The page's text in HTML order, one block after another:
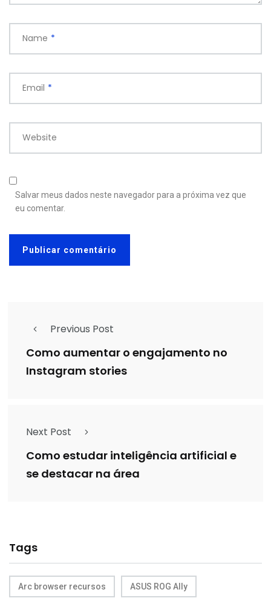
Name *
Email *
Website
Salvar meus dados neste navegador para a próxima vez que
eu comentar.
Previous Post
Como aumentar o engajamento no
Instagram stories
Next Post
Como estudar inteligência artificial e
se destacar na área
Tags
Arc browser recursos ASUS ROG Ally